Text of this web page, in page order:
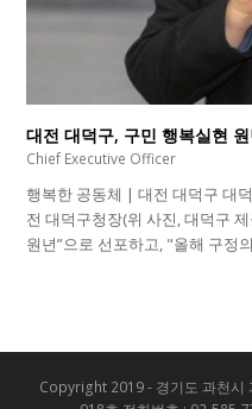
대전 대덕구, 구민 행복실현
Chief Executive Officer
행복한 공동체 | 대전 대덕구 대
전 대덕구청장(위 사진, 대덕구
원년”으로 선포하고, "올해 구정
Copyright 2019 - 경기도 과천시